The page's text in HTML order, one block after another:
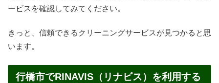
ービスを確認してみてください。
きっと、信頼できるクリーニングサービスが見つかると思
います。
行橋市でRINAVIS（リナビス）を利用する